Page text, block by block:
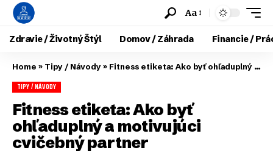
Aa
Zdravie / Životný Štýl Domov / Záhrada Financie /
Home » Tipy / Návody» Fitness etiketa: Ako byť ohľaduplný a motivujúci cvičebný partner
TIPY / NÁVODY
Fitness etiketa: Ako byť
ohľaduplný a motivujúci
cvičebný partner